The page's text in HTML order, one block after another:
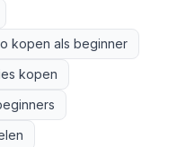
kopen als beginner
kopen